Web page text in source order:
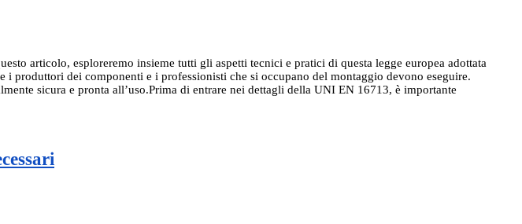
articolo, esploreremo insieme tutti gli aspetti tecnici e pratici di questa legge europea adottata
produttori dei componenti e i professionisti che si occupano del montaggio devono eseguire.
sicura e pronta all’uso.Prima di entrare nei dettagli della UNI EN 16713, è importante